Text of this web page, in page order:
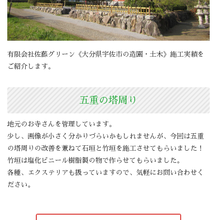
有限会社佐藤グリーン《大分県宇佐市の造園・土木》施工実績を
ご紹介します。
五重の塔周り
地元のお寺さんを管理しています。
少し、画像が小さく分かりづらいかもしれませんが、今回は五重
の塔周りの改善を兼ねて石垣と竹垣を施工させてもらいました！
竹垣は塩化ビニール樹脂製の物で作らせてもらいました。
各種、エクステリアも扱っていますので、気軽にお問い合わせく
ださい。